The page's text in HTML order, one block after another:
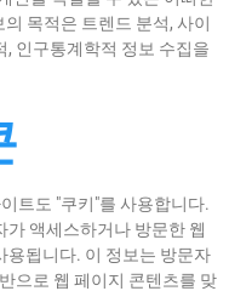
목적은 트렌드 분석, 사이
, 인구통계학적 정보 수집을
트도 "쿠키"를 사용합니다.
가 액세스하거나 방문한 웹
용됩니다. 이 정보는 방문자
으로 웹 페이지 콘텐츠를 맞